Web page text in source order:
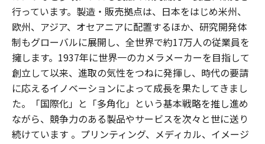
行っています。製造・販売拠点は、日本をはじめ米州、
欧州、アジア、オセアニアに配置するほか、研究開発体
制もグローバルに展開し、全世界で約17万人の従業員を
擁します。1937年に世界一のカメラメーカーを目指して
創立して以来、進取の気性をつねに発揮し、時代の要請
に応えるイノベーションによって成長を果たしてきまし
た。「国際化」と「多角化」という基本戦略を推し進め
ながら、競争力のある製品やサービスを次々と世に送り
続けています 。プリンティング、メディカル、イメージ